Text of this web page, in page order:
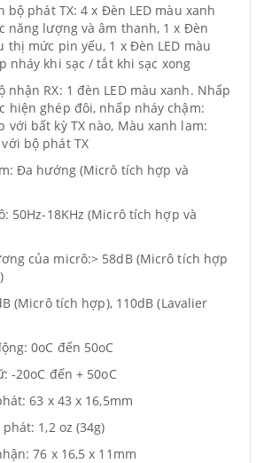
bộ phát TX: 4 x Đèn LED màu xanh
năng lượng và âm thanh, 1 x Đèn
thị mức pin yếu, 1 x Đèn LED màu
nháy khi sạc / tắt khi sạc xong
RX: 1 đèn LED màu xanh. Nhấp
hiện ghép đôi, nhấp nháy chậm:
với bất kỳ TX nào, Màu xanh lam:
bộ phát TX
Đa hướng (Micrô tích hợp và
50Hz-18KHz (Micrô tích hợp và
của micrô:> 58dB (Micrô tích hợp
(Micrô tích hợp), 110dB (Lavalier
0oC đến 50oC
-20oC đến + 50oC
63 x 43 x 16,5mm
1,2 oz (34g)
76 x 16,5 x 11mm